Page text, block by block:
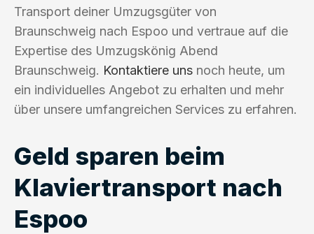
Transport deiner Umzugsgüter von
Braunschweig nach Espoo und vertraue auf die
Expertise des Umzugskönig Abend
Braunschweig. Kontaktiere uns noch heute, um
ein individuelles Angebot zu erhalten und mehr
über unsere umfangreichen Services zu erfahren.
Geld sparen beim
Klaviertransport nach
Espoo